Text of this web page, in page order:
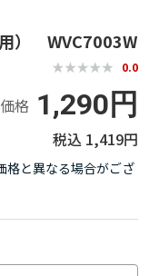
） WVC7003W
0.0
格 1,290円
1,419円
格と異なる場合がござ